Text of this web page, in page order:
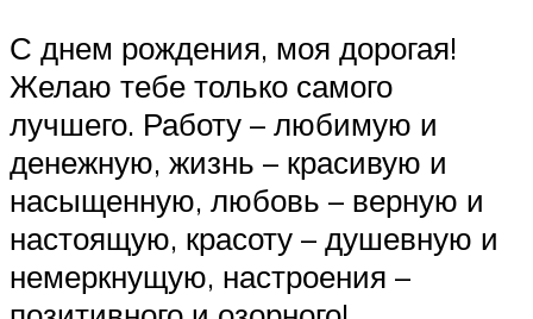
С днем рождения, моя дорогая!
Желаю тебе только самого
лучшего. Работу – любимую и
денежную, жизнь – красивую и
насыщенную, любовь – верную и
настоящую, красоту – душевную и
немеркнущую, настроения –